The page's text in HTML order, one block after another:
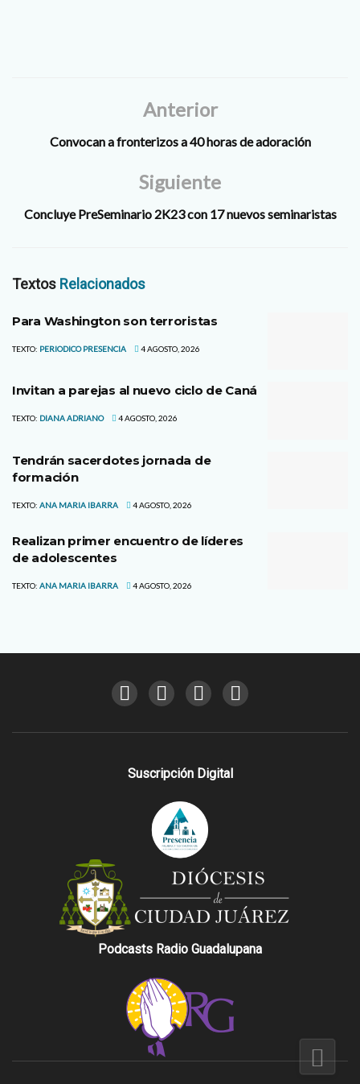
Anterior
Convocan a fronterizos a 40 horas de adoración
Siguiente
Concluye PreSeminario 2K23 con 17 nuevos seminaristas
Textos Relacionados
Para Washington son terroristas
TEXTO: PERIODICO PRESENCIA 4 AGOSTO, 2026
Invitan a parejas al nuevo ciclo de Caná
TEXTO: DIANA ADRIANO 4 AGOSTO, 2026
Tendrán sacerdotes jornada de
formación
TEXTO: ANA MARIA IBARRA 4 AGOSTO, 2026
Realizan primer encuentro de líderes
de adolescentes
TEXTO: ANA MARIA IBARRA 4 AGOSTO, 2026
Suscripción Digital
Podcasts Radio Guadalupana